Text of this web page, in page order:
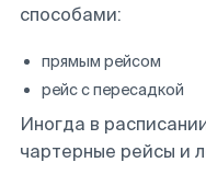
способами:
прямым рейсом
рейс с пересадкой
Иногда в
чартерные рейсы и